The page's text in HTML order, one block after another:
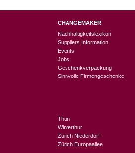
CHANGEMAKER
Nachhaltigkeitslexikon
Suppliers Information
Events
Jobs
Geschenkverpackung
Sinnvolle Firmengeschenke
Thun
Winterthur
Zürich Niederdorf
Zürich Europaallee